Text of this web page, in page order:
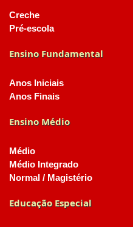
Creche
Pré-escola
Ensino Fundamental
Anos Iniciais
Anos Finais
Ensino Médio
Médio
Médio Integrado
Normal / Magistério
Educação Especial